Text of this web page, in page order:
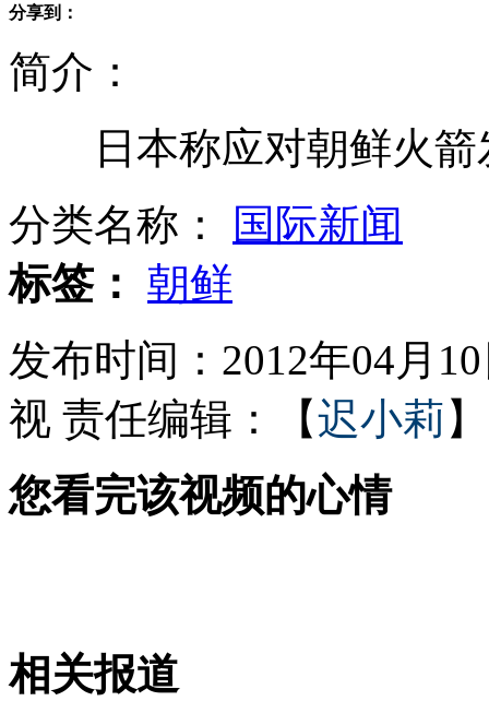
河南官员之子射杀小贩枪支非公务枪
樱桃猛涨价 均价80元
医院出直升机救女婴花2万遭质疑
山西运城恶犬咬伤多人 警民合力深夜将其击毙
分享到：
简介：
日本称应对朝鲜火箭
分类名称：
国际新闻
标签： 朝鲜
发布时间：2012年04月
视 责任编辑：【迟小莉 】
您看完该视频的心情
相关报道